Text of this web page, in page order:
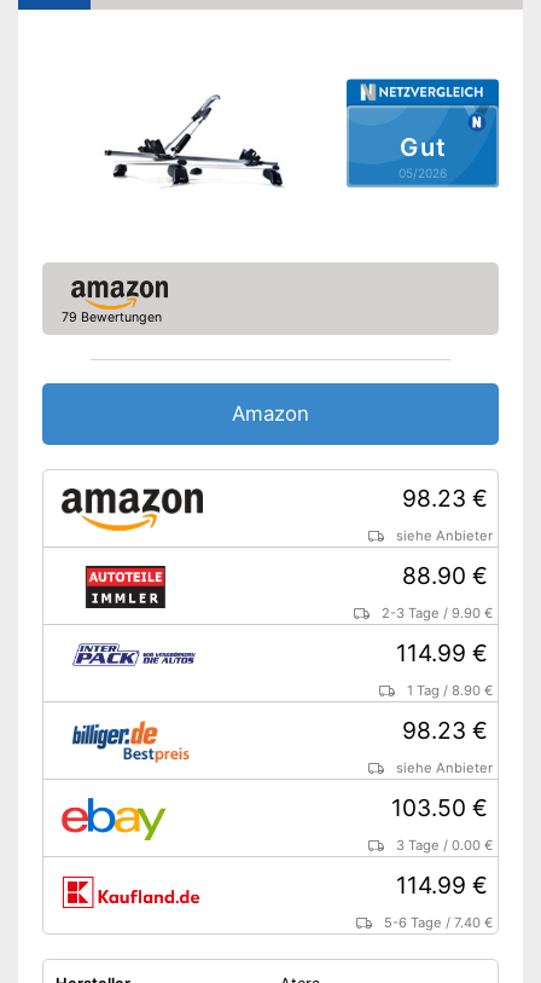
GS-Siegel
Ist verschließbar
TÜV-Prüfung beweist Qualität
Amazon Lieferzeit
siehe Anbieter
Gut
05/2026
79 Bewertungen
Amazon
98.23 €
siehe Anbieter
88.90 €
2-3 Tage /9.90 €
114.99 €
1 Tag /8.90 €
98.23 €
siehe Anbieter
103.50 €
3 Tage /0.00 €
114.99 €
5-6 Tage /7.40 €